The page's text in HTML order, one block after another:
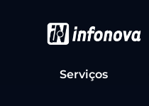
Serviços